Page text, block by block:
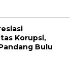
Korupsi,
Bulu